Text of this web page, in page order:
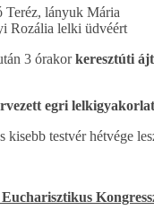
Teréz, lányuk Mária
Rozália lelki üdvéért
3 órakorkeresztúti
egri
testvér hétvége